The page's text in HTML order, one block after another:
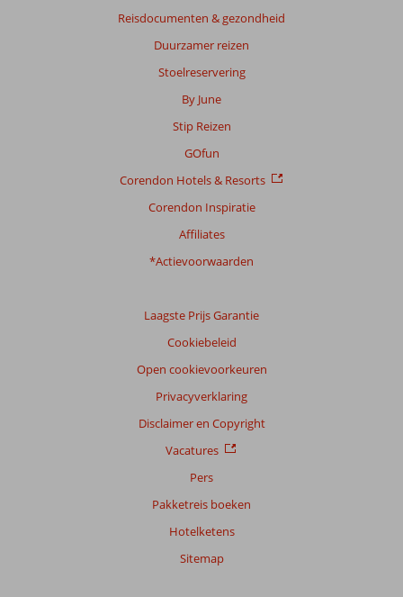
Reisdocumenten & gezondheid
Duurzamer reizen
Stoelreservering
By June
Stip Reizen
GOfun
Corendon Hotels & Resorts
Corendon Inspiratie
Affiliates
*Actievoorwaarden
Laagste Prijs Garantie
Cookiebeleid
Open cookievoorkeuren
Privacyverklaring
Disclaimer en Copyright
Vacatures
Pers
Pakketreis boeken
Hotelketens
Sitemap